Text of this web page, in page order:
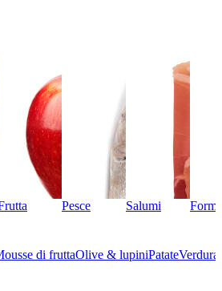
Pesce Salumi
di fruttaOlive & lupiniPatateVerdura